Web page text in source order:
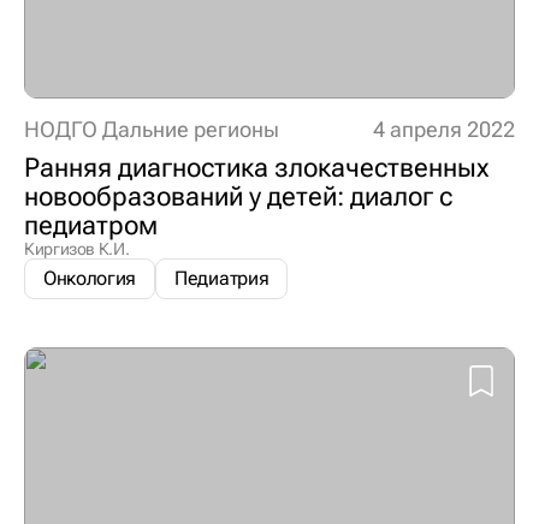
НОДГО Дальние регионы 4 апреля 2022
Ранняя диагностика злокачественных
новообразований у детей: диалог с
педиатром
Киргизов К.И.
Онкология Педиатрия